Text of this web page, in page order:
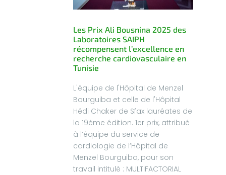
Les Prix Ali Bousnina 2025 des
Laboratoires SAIPH
récompensent l’excellence en
recherche cardiovasculaire en
Tunisie
L'équipe de l'Hôpital de Menzel
Bourguiba et celle de l'Hôpital
Hédi Chaker de Sfax lauréates de
la 19ème édition. 1er prix, attribué
à l’équipe du service de
cardiologie de l’Hôpital de
Menzel Bourguiba, pour son
travail intitulé : MULTIFACTORIAL